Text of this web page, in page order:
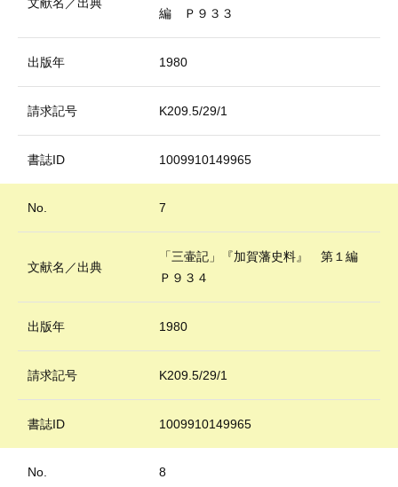
編 Ｐ９３３
出版年 1980
請求記号 K209.5/29/1
書誌ID 1009910149965
No. 7
文献名／出典
「三壷記」『加賀藩史料』 第１編
Ｐ９３４
出版年 1980
請求記号 K209.5/29/1
書誌ID 1009910149965
No. 8